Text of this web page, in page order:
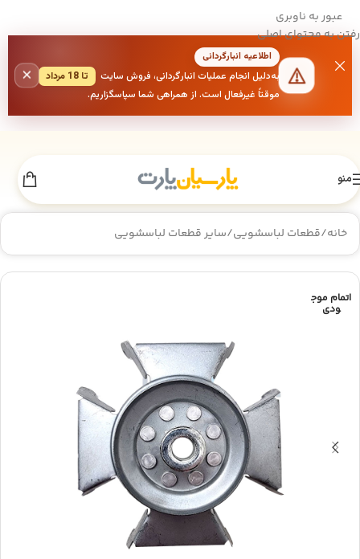
عبور به ناوبری
رفتن به محتوای اصلی
اطلاعیه انبارگردانی
به‌دلیل انجام عملیات انبارگردانی، فروش سایت
تا 18 مرداد
موقتاً غیرفعال است. از همراهی شما سپاسگزاریم.
×
منو
خانه/قطعات لباسشویی/سایر قطعات لباسشویی
اتمام موج
ودی